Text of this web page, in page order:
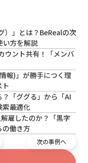
」とは？BeRealの次
い方を解説
ウント共有！「メンバ
報)」が勝手につく理
「ググる」から「AI
索最適化
雇したのか？「黒字
の働き方
次の事例へ